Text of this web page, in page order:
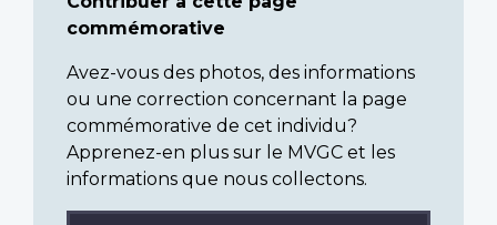
commémorative
Avez-vous des photos, des informations
ou une correction concernant la page
commémorative de cet individu?
Apprenez-en plus sur le MVGC et les
informations que nous collectons.